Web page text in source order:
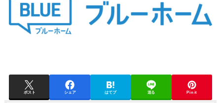
ポスト シェア はてブ 送る Pin it